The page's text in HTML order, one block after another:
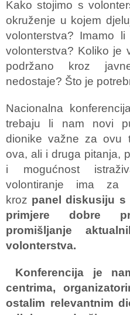
Kako stojimo s
okruženje u kojem
volonterstva? Imamo
volonterstva? Koliko je
podržano kroz
nedostaje? Što je
Nacionalna
trebaju li nam novi
dionike važne za ovu
ova, ali i druga pitanja,
i mogućnost
volontiranje ima
kroz panel diskusiju s
primjere dobre
promišljanje
volonterstva.
Konferencija je
centrima,
ostalim relevantnim